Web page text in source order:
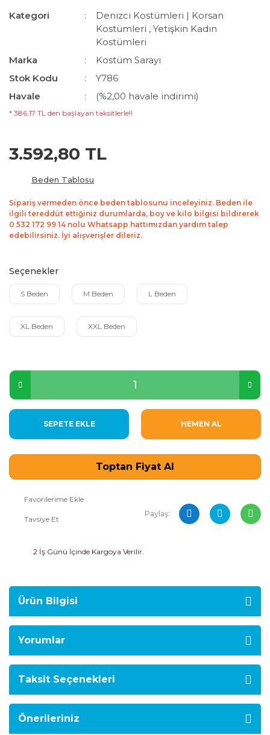
Kategori
Denizci Kostümleri | Korsan
Kostümleri ,Yetişkin Kadın
Kostümleri
Marka
Kostüm Sarayı
Stok Kodu
Y786
Havale
(%2,00 havale indirimi)
* 386,17 TL den başlayan taksitlerle!!
3.592,80 TL
Beden Tablosu
Sipariş vermeden önce beden tablosunu inceleyiniz. Beden ile
ilgili tereddüt ettiğiniz durumlarda, boy ve kilo bilgisi bildirerek
0 532 172 99 14 nolu Whatsapp hattımızdan yardım talep
edebilirsiniz. İyi alışverişler dileriz.
Seçenekler
S Beden M Beden L Beden
XL Beden XXL Beden
SEPETE EKLE HEMEN AL
Toptan Fiyat Al
Tavsiye Et
Paylaş:
2 İş Günü İçinde Kargoya Verilir.
Ürün Bilgisi
Yorumlar
Taksit Seçenekleri
Önerileriniz